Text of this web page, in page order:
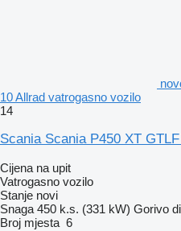
10 Allrad vatrogasno vozilo
14
Scania Scania P450 XT
Cijena na upit
Vatrogasno vozilo
Stanje novi
Snaga 450 k.s. (331 kW) Gorivo
Broj mjesta 6